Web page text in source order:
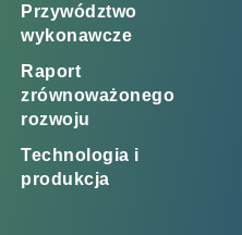
Przywództwo
wykonawcze
Raport
zrównoważonego
rozwoju
Technologia i
produkcja